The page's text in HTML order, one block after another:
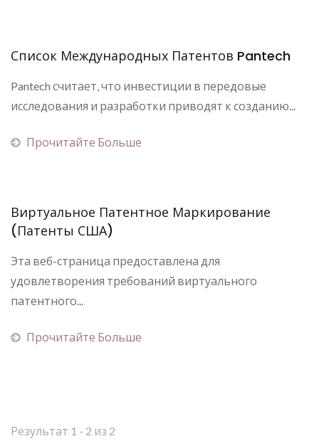
Список Международных Патентов Pantech
Pantech считает, что инвестиции в передовые
исследования и разработки приводят к созданию...
Прочитайте Больше
Виртуальное Патентное Маркирование
(патенты США)
Эта веб-страница предоставлена для
удовлетворения требований виртуального
патентного...
Прочитайте Больше
Результат 1 - 2 из 2